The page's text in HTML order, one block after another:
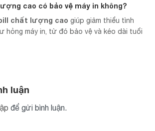
cao có bảo vệ máy in không?
chất lượng cao giúp giảm thiểu tình
hỏng máy in, từ đó bảo vệ và kéo dài tuổi
luận
để gửi bình luận.